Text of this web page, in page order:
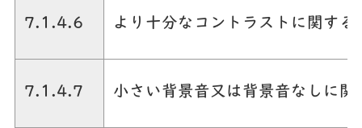
7.1.4.6 より十分なコントラストに関する
7.1.4.7 小さい背景音又は背景音なしに関